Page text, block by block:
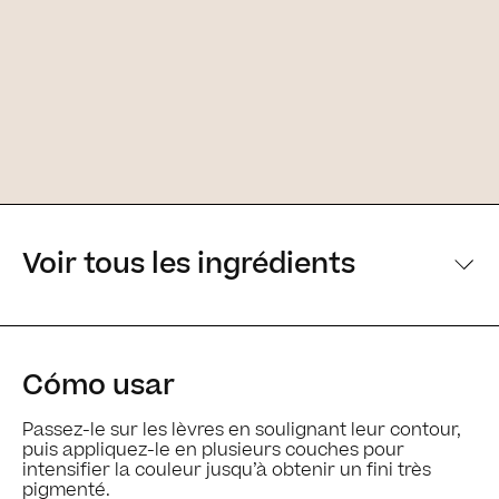
[Principaux ingrédients] [Principaux ingrédients
Ingrédients
Voir tous les ingrédients
Cómo usar
Passez-le sur les lèvres en soulignant leur contour,
puis appliquez-le en plusieurs couches pour
intensifier la couleur jusqu’à obtenir un fini très
pigmenté.